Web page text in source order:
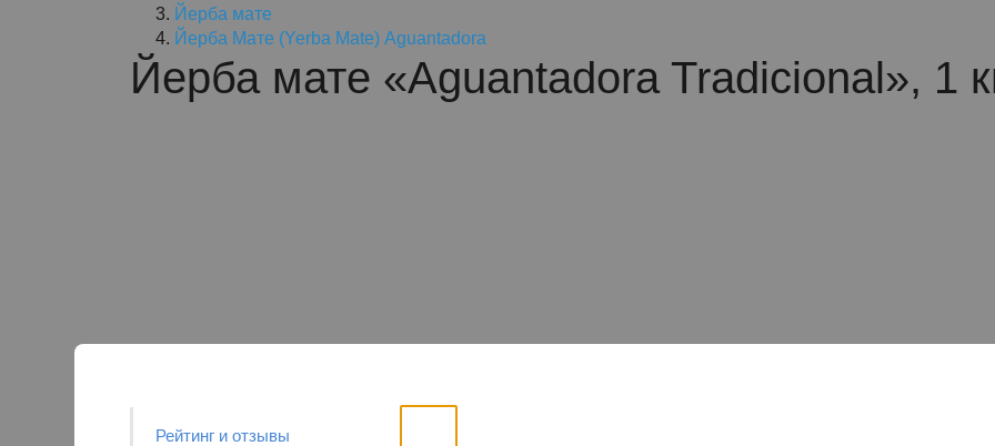
Йерба мате
Йерба Мате (Yerba Mate) Aguantadora
Йерба мате «Aguantadora Tradicional», 1
Рейтинг и отзывы